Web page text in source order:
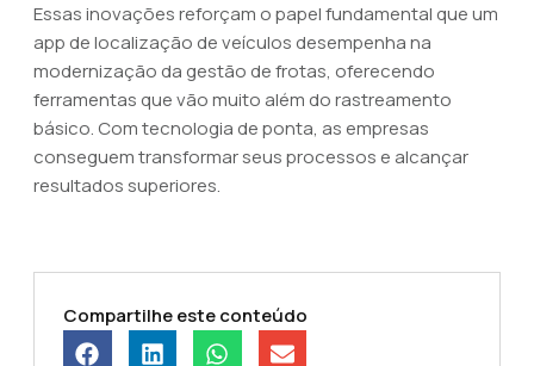
Essas inovações reforçam o papel fundamental que um
app de localização de veículos desempenha na
modernização da gestão de frotas, oferecendo
ferramentas que vão muito além do rastreamento
básico. Com tecnologia de ponta, as empresas
conseguem transformar seus processos e alcançar
resultados superiores.
Compartilhe este conteúdo